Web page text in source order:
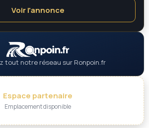
Voir l'annonce
tout notre réseau sur Ronpoin.fr
Espace partenaire
Emplacement disponible